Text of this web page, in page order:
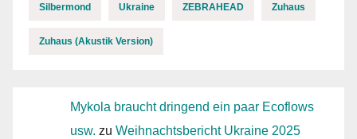
Silbermond Ukraine ZEBRAHEAD Zuhaus
Zuhaus (Akustik Version)
Mykola braucht dringend ein paar Ecoflows
usw. zu Weihnachtsbericht Ukraine 2025